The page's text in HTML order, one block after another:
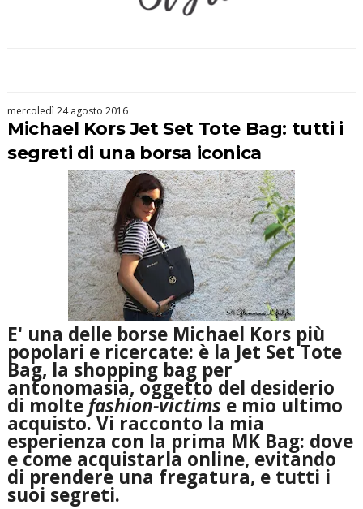
mercoledì 24 agosto 2016
Michael Kors Jet Set Tote Bag: tutti i
segreti di una borsa iconica
E' una delleborse Michael Korspiù
popolari e ricercate: è la Jet Set Tote
Bag, la shopping bagper
antonomasia, oggetto del desiderio
di moltefashion-victims e mio ultimo
acquisto. Vi racconto la mia
esperienza con la prima MK Bag: dove
e come acquistarla online, evitando
di prendere una fregatura, e tutti i
suoi segreti.